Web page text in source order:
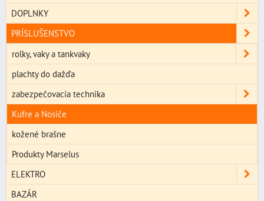
DOPLNKY
PRÍSLUŠENSTVO
rolky, vaky a tankvaky
plachty do dažďa
zabezpečovacia technika
Kufre a Nosiče
kožené brašne
Produkty Marselus
ELEKTRO
BAZÁR